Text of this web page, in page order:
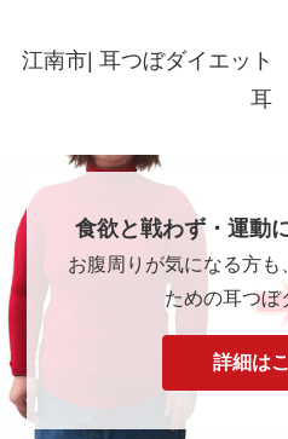
江南市| 耳つぼダイエッ
耳
食欲と戦わず・運動
お腹周りが気になる方
ための耳つぼ
詳細は